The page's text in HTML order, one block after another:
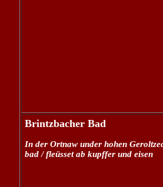
Brintzbacher Bad
In der Ortnaw under hohen
bad / fleüsset ab kupffer und eisen